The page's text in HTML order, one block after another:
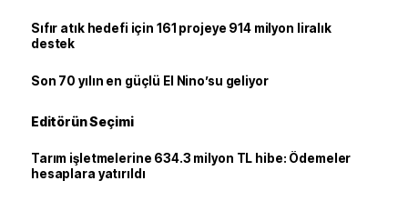
Sıfır atık hedefi için 161 projeye 914 milyon liralık
destek
Son 70 yılın en güçlü El Nino’su geliyor
Editörün Seçimi
Tarım işletmelerine 634.3 milyon TL hibe: Ödemeler
hesaplara yatırıldı